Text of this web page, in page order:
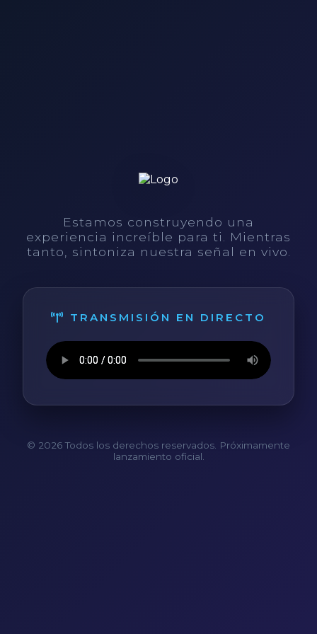
Estamos construyendo una
experiencia increíble para ti. Mientras
tanto, sintoniza nuestra señal en vivo.
TRANSMISIÓN EN DIRECTO
© 2026 Todos los derechos reservados. Próximamente
lanzamiento oficial.